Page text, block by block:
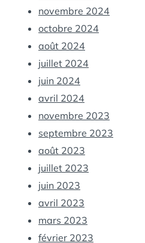
novembre 2024
octobre 2024
août 2024
juillet 2024
juin 2024
avril 2024
novembre 2023
septembre 2023
août 2023
juillet 2023
juin 2023
avril 2023
mars 2023
février 2023